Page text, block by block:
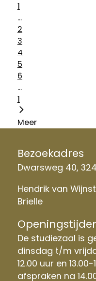
1
...
2
3
4
5
6
...
1
Meer
Bezoekadres
Dwarsweg 40,
Hendrik van
Brielle
De studiezaal is
dinsdag t/m
12.00 uur en
afspraken na